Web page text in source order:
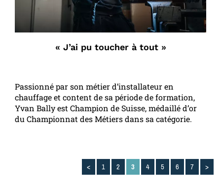
« J’ai pu toucher à tout »
Passionné par son métier d’installateur en
chauffage et content de sa période de formation,
Yvan Bally est Champion de Suisse, médaillé d’or
du Championnat des Métiers dans sa catégorie.
< 1 2 3 4 5 6 7 >